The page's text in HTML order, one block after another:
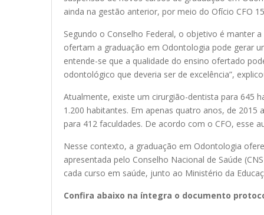
ainda na gestão anterior, por meio do Ofício CFO
Segundo o Conselho Federal, o objetivo é manter
ofertam a graduação em Odontologia pode gerar
entende-se que a qualidade do ensino ofertado
odontológico que deveria ser de excelência”,
Atualmente, existe um cirurgião-dentista para 645
1.200 habitantes. Em apenas quatro anos, de
para 412 faculdades. De acordo com o CFO, esse
Nesse contexto, a graduação em Odontologia
apresentada pelo Conselho Nacional de Saúde
cada curso em saúde, junto ao Ministério da
Confira abaixo na íntegra o documento